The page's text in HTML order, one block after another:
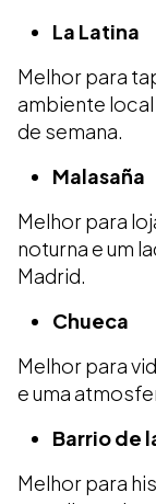
La Latina
Melhor para
ambiente
de semana.
Malasaña
Melhor para
noturna e um
Madrid.
Chueca
Melhor para
e uma
Barrio de
Melhor para